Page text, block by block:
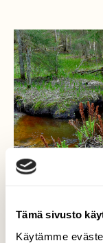
Tämä sivusto
Käytämme